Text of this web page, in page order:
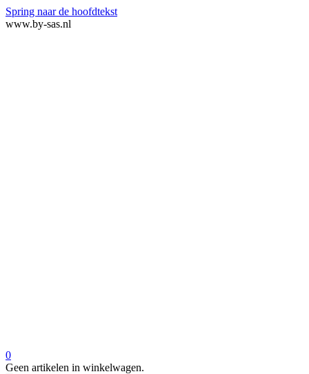
Spring naar de hoofdtekst
www.by-sas.nl
0
Geen artikelen in winkelwagen.